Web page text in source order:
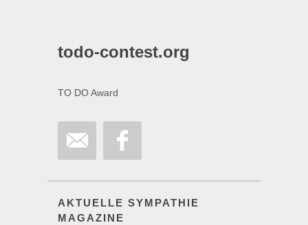
todo-contest.org
TO DO Award
AKTUELLE SYMPATHIE
MAGAZINE